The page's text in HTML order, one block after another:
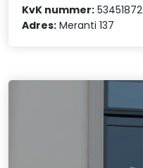
KvK nummer: 53451872
Adres: Meranti 137